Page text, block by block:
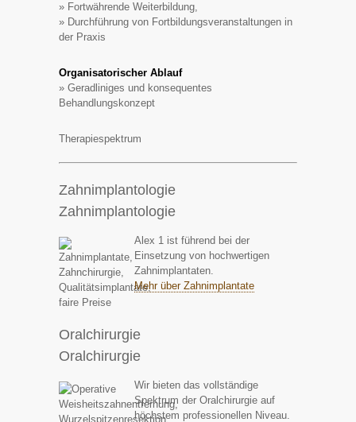
» Fortwährende Weiterbildung,
» Durchführung von Fortbildungsveranstaltungen in
der Praxis
Organisatorischer Ablauf
» Geradliniges und konsequentes
Behandlungskonzept
Therapiespektrum
Zahnimplantologie
Zahnimplantologie
Alex 1 ist führend bei der
Einsetzung von hochwertigen
Zahnimplantaten.
Mehr über Zahnimplantate
Oralchirurgie
Oralchirurgie
Wir bieten das vollständige
Spektrum der Oralchirurgie auf
höchstem professionellen Niveau.